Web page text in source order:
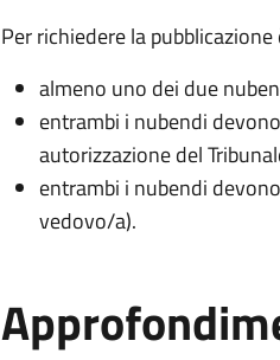
Per richiedere la
almeno uno dei due
entrambi i nubendi
autorizzazione del
entrambi i nubendi
vedovo/a).